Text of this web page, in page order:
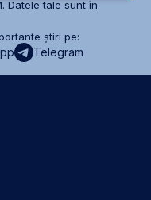
Datele tale sunt în
știri pe:
Telegram